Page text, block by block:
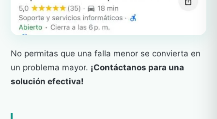
No permitas que una falla menor se convierta en
un problema mayor. ¡Contáctanos para una
solución efectiva!